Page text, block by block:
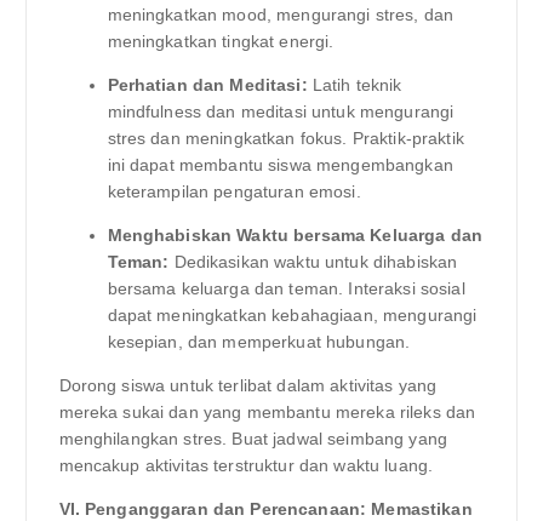
meningkatkan mood, mengurangi stres, dan
meningkatkan tingkat energi.
Perhatian dan Meditasi: Latih teknik
mindfulness dan meditasi untuk mengurangi
stres dan meningkatkan fokus. Praktik-praktik
ini dapat membantu siswa mengembangkan
keterampilan pengaturan emosi.
Menghabiskan Waktu bersama Keluarga dan
Teman: Dedikasikan waktu untuk dihabiskan
bersama keluarga dan teman. Interaksi sosial
dapat meningkatkan kebahagiaan, mengurangi
kesepian, dan memperkuat hubungan.
Dorong siswa untuk terlibat dalam aktivitas yang
mereka sukai dan yang membantu mereka rileks dan
menghilangkan stres. Buat jadwal seimbang yang
mencakup aktivitas terstruktur dan waktu luang.
VI. Penganggaran dan Perencanaan: Memastikan